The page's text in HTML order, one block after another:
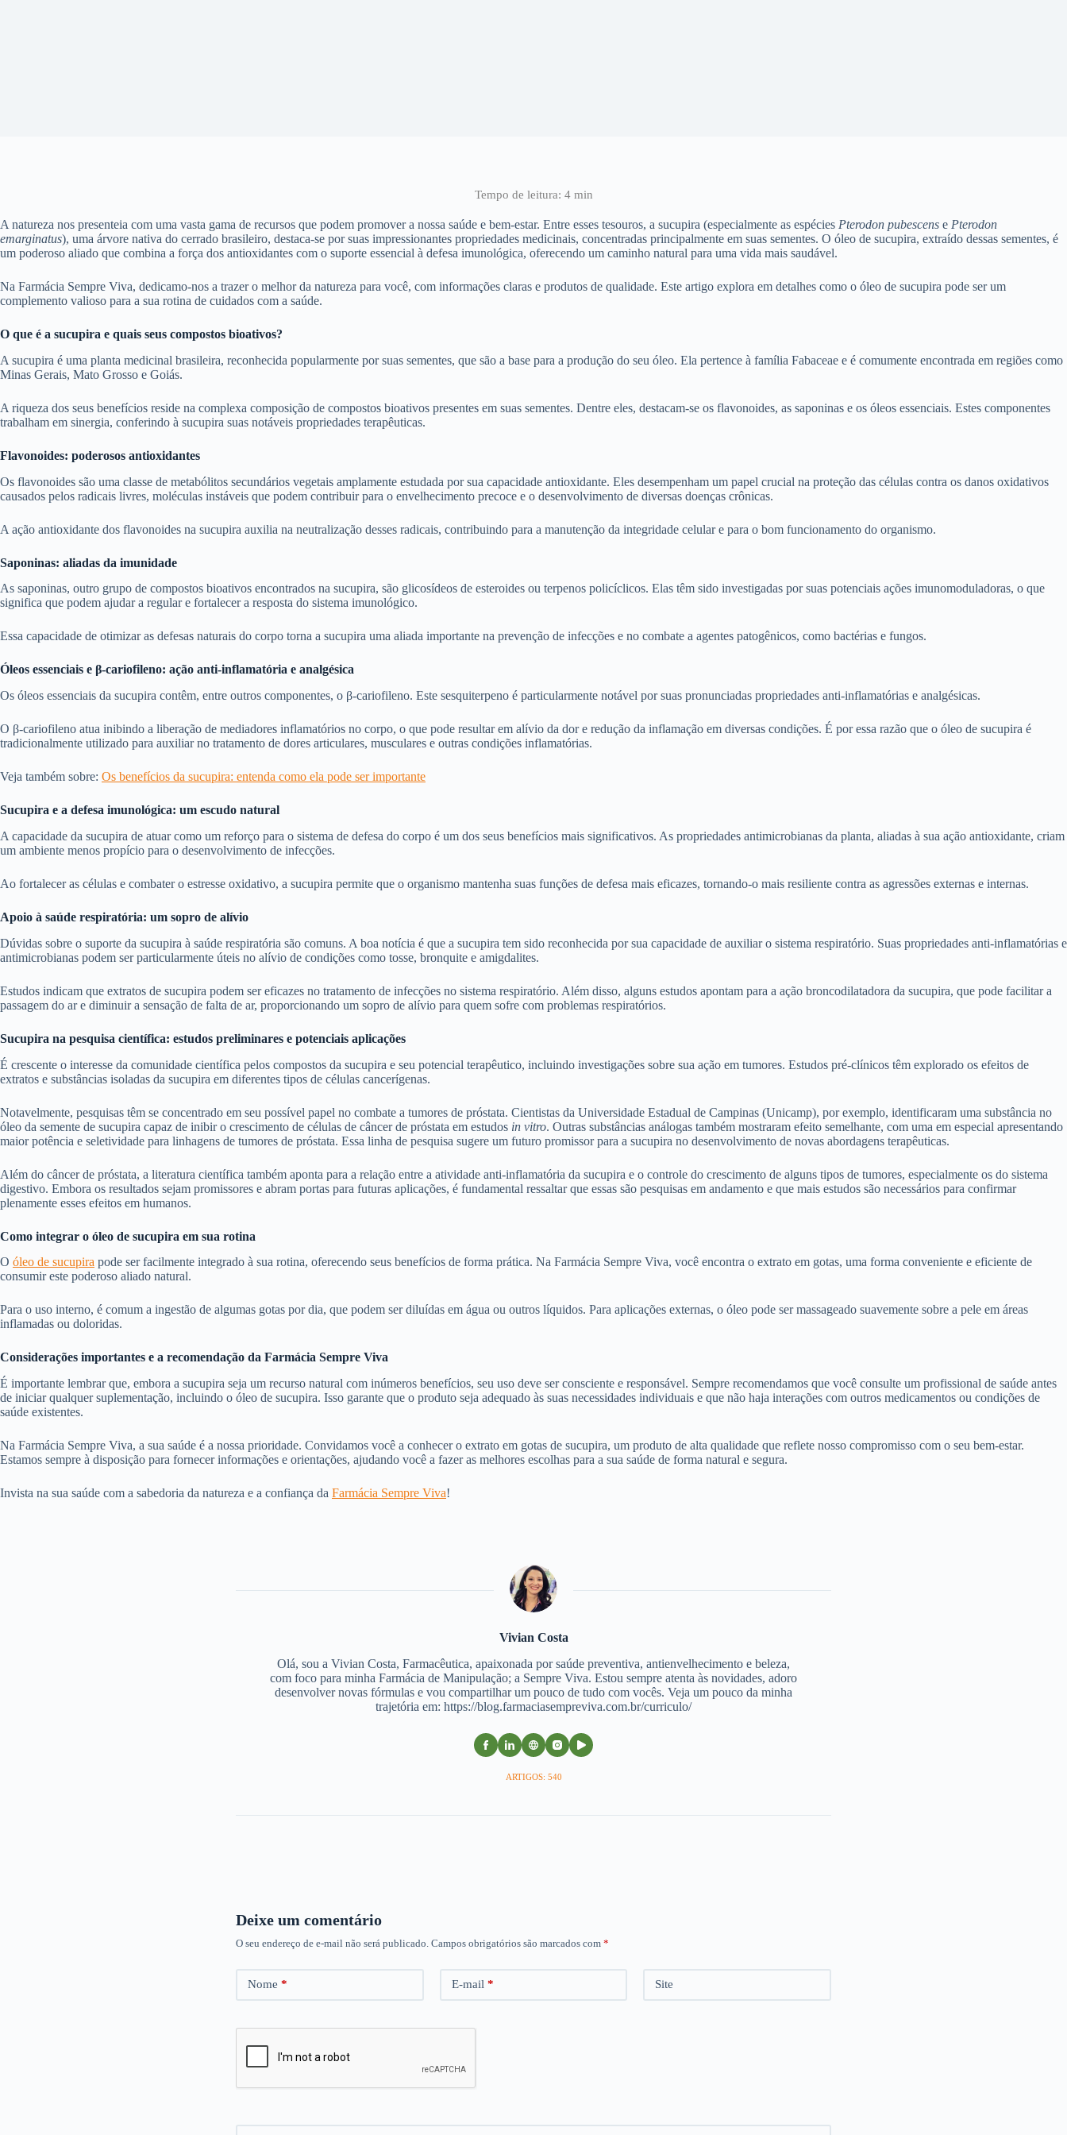
A natureza nos presenteia com uma vasta gama de recursos que podem promover a nossa saúde e bem-estar. Entre esses tesouros, a sucupira (especialmente as espécies Pterodon pubescens e Pterodon
emarginatus), uma árvore nativa do cerrado brasileiro, destaca-se por suas impressionantes propriedades medicinais, concentradas principalmente em suas sementes. O óleo de sucupira, extraído dessas sementes, é
um poderoso aliado que combina a força dos antioxidantes com o suporte essencial à defesa imunológica, oferecendo um caminho natural para uma vida mais saudável.
Na Farmácia Sempre Viva, dedicamo-nos a trazer o melhor da natureza para você, com informações claras e produtos de qualidade. Este artigo explora em detalhes como o óleo de sucupira pode ser um
complemento valioso para a sua rotina de cuidados com a saúde.
O que é a sucupira e quais seus compostos bioativos?
A sucupira é uma planta medicinal brasileira, reconhecida popularmente por suas sementes, que são a base para a produção do seu óleo. Ela pertence à família Fabaceae e é comumente encontrada em regiões como
Minas Gerais, Mato Grosso e Goiás.
A riqueza dos seus benefícios reside na complexa composição de compostos bioativos presentes em suas sementes. Dentre eles, destacam-se os flavonoides, as saponinas e os óleos essenciais. Estes componentes
trabalham em sinergia, conferindo à sucupira suas notáveis propriedades terapêuticas.
Flavonoides: poderosos antioxidantes
Os flavonoides são uma classe de metabólitos secundários vegetais amplamente estudada por sua capacidade antioxidante. Eles desempenham um papel crucial na proteção das células contra os danos oxidativos
causados pelos radicais livres, moléculas instáveis que podem contribuir para o envelhecimento precoce e o desenvolvimento de diversas doenças crônicas.
A ação antioxidante dos flavonoides na sucupira auxilia na neutralização desses radicais, contribuindo para a manutenção da integridade celular e para o bom funcionamento do organismo.
Saponinas: aliadas da imunidade
As saponinas, outro grupo de compostos bioativos encontrados na sucupira, são glicosídeos de esteroides ou terpenos policíclicos. Elas têm sido investigadas por suas potenciais ações imunomoduladoras, o que
significa que podem ajudar a regular e fortalecer a resposta do sistema imunológico.
Essa capacidade de otimizar as defesas naturais do corpo torna a sucupira uma aliada importante na prevenção de infecções e no combate a agentes patogênicos, como bactérias e fungos.
Óleos essenciais e β-cariofileno: ação anti-inflamatória e analgésica
Os óleos essenciais da sucupira contêm, entre outros componentes, o β-cariofileno. Este sesquiterpeno é particularmente notável por suas pronunciadas propriedades anti-inflamatórias e analgésicas.
O β-cariofileno atua inibindo a liberação de mediadores inflamatórios no corpo, o que pode resultar em alívio da dor e redução da inflamação em diversas condições. É por essa razão que o óleo de sucupira é
tradicionalmente utilizado para auxiliar no tratamento de dores articulares, musculares e outras condições inflamatórias.
Veja também sobre: Os benefícios da sucupira: entenda como ela pode ser importante
Sucupira e a defesa imunológica: um escudo natural
A capacidade da sucupira de atuar como um reforço para o sistema de defesa do corpo é um dos seus benefícios mais significativos. As propriedades antimicrobianas da planta, aliadas à sua ação antioxidante, criam
um ambiente menos propício para o desenvolvimento de infecções.
Ao fortalecer as células e combater o estresse oxidativo, a sucupira permite que o organismo mantenha suas funções de defesa mais eficazes, tornando-o mais resiliente contra as agressões externas e internas.
Apoio à saúde respiratória: um sopro de alívio
Dúvidas sobre o suporte da sucupira à saúde respiratória são comuns. A boa notícia é que a sucupira tem sido reconhecida por sua capacidade de auxiliar o sistema respiratório. Suas propriedades anti-inflamatórias e
antimicrobianas podem ser particularmente úteis no alívio de condições como tosse, bronquite e amigdalites.
Estudos indicam que extratos de sucupira podem ser eficazes no tratamento de infecções no sistema respiratório. Além disso, alguns estudos apontam para a ação broncodilatadora da sucupira, que pode facilitar a
passagem do ar e diminuir a sensação de falta de ar, proporcionando um sopro de alívio para quem sofre com problemas respiratórios.
Sucupira na pesquisa científica: estudos preliminares e potenciais aplicações
É crescente o interesse da comunidade científica pelos compostos da sucupira e seu potencial terapêutico, incluindo investigações sobre sua ação em tumores. Estudos pré-clínicos têm explorado os efeitos de
extratos e substâncias isoladas da sucupira em diferentes tipos de células cancerígenas.
Notavelmente, pesquisas têm se concentrado em seu possível papel no combate a tumores de próstata. Cientistas da Universidade Estadual de Campinas (Unicamp), por exemplo, identificaram uma substância no
óleo da semente de sucupira capaz de inibir o crescimento de células de câncer de próstata em estudos in vitro. Outras substâncias análogas também mostraram efeito semelhante, com uma em especial apresentando
maior potência e seletividade para linhagens de tumores de próstata. Essa linha de pesquisa sugere um futuro promissor para a sucupira no desenvolvimento de novas abordagens terapêuticas.
Além do câncer de próstata, a literatura científica também aponta para a relação entre a atividade anti-inflamatória da sucupira e o controle do crescimento de alguns tipos de tumores, especialmente os do sistema
digestivo. Embora os resultados sejam promissores e abram portas para futuras aplicações, é fundamental ressaltar que essas são pesquisas em andamento e que mais estudos são necessários para confirmar
plenamente esses efeitos em humanos.
Como integrar o óleo de sucupira em sua rotina
O óleo de sucupira pode ser facilmente integrado à sua rotina, oferecendo seus benefícios de forma prática. Na Farmácia Sempre Viva, você encontra o extrato em gotas, uma forma conveniente e eficiente de
consumir este poderoso aliado natural.
Para o uso interno, é comum a ingestão de algumas gotas por dia, que podem ser diluídas em água ou outros líquidos. Para aplicações externas, o óleo pode ser massageado suavemente sobre a pele em áreas
inflamadas ou doloridas.
Considerações importantes e a recomendação da Farmácia Sempre Viva
É importante lembrar que, embora a sucupira seja um recurso natural com inúmeros benefícios, seu uso deve ser consciente e responsável. Sempre recomendamos que você consulte um profissional de saúde antes
de iniciar qualquer suplementação, incluindo o óleo de sucupira. Isso garante que o produto seja adequado às suas necessidades individuais e que não haja interações com outros medicamentos ou condições de
saúde existentes.
Na Farmácia Sempre Viva, a sua saúde é a nossa prioridade. Convidamos você a conhecer o extrato em gotas de sucupira, um produto de alta qualidade que reflete nosso compromisso com o seu bem-estar.
Estamos sempre à disposição para fornecer informações e orientações, ajudando você a fazer as melhores escolhas para a sua saúde de forma natural e segura.
Invista na sua saúde com a sabedoria da natureza e a confiança da Farmácia Sempre Viva!
Vivian Costa
Olá, sou a Vivian Costa, Farmacêutica, apaixonada por saúde preventiva, antienvelhecimento e beleza,
com foco para minha Farmácia de Manipulação; a Sempre Viva. Estou sempre atenta às novidades, adoro
desenvolver novas fórmulas e vou compartilhar um pouco de tudo com vocês. Veja um pouco da minha
trajetória em: https://blog.farmaciasempreviva.com.br/curriculo/
ARTIGOS: 540
Deixe um comentário
O seu endereço de e-mail não será publicado. Campos obrigatórios são marcados com *
Nome * E-mail* Site